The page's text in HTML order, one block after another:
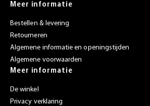
Meer informatie
Bestellen & levering
Retourneren
Algemene informatie en openingstijden
Algemene voorwaarden
Meer informatie
De winkel
Privacy verklaring